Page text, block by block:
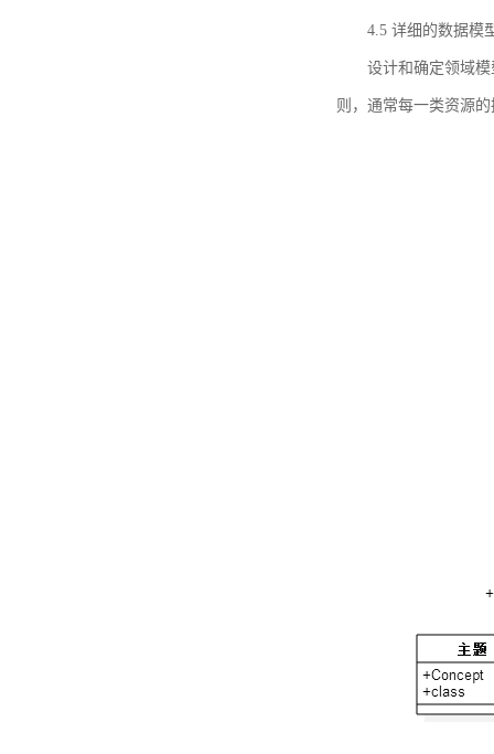
4.5 详细的数据模
设计和确定领域
则，通常每一类资源